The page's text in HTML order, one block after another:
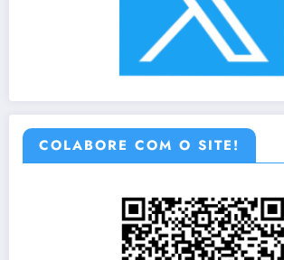
COLABORE COM O SITE!